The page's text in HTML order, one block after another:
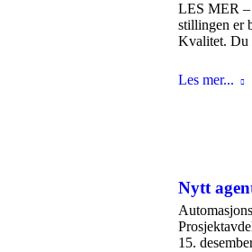
LES MER
stillingen er
Kvalitet.
Les mer...
Nytt
15.